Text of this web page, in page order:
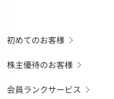
初めてのお客様
株主優待のお客様
会員ランクサービス